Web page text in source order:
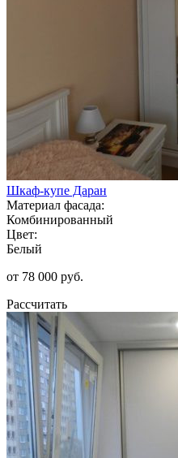
Шкаф-купе Даран
Материал фасада:
Комбинированный
Цвет:
Белый
от 78 000 руб.
Рассчитать